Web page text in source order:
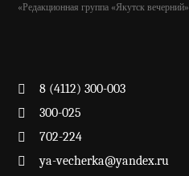
«Редакционная группа «Якутск вечерний»
8 (4112) 300-003
300-025
702-224
ya-vecherka@yandex.ru